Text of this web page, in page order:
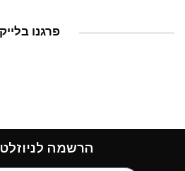
פרגנו בלייק
הרשמה